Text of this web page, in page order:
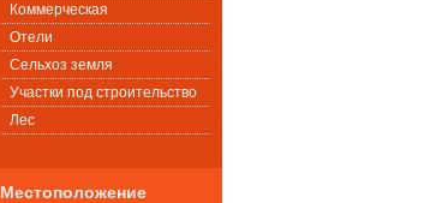
Коммерческая
Oтели
Сельхоз земля
Участки под строительство
Лес
Местоположение